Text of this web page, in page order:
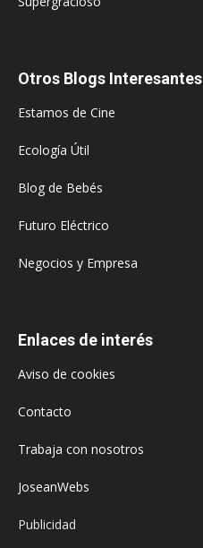
Otros Blogs Interesantes
Estamos de Cine
Ecología Útil
Blog de Bebés
Futuro Eléctrico
Negocios y Empresa
Enlaces de interés
Aviso de cookies
Contacto
Trabaja con nosotros
JoseanWebs
Publicidad